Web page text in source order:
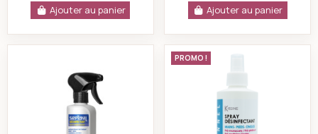
Ajouter au panier Ajouter au panier
Spray désinfectant puissant peroxyde multi usage
K-reine Spray
PROMO !